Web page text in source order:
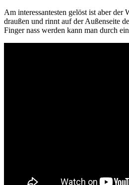
Am interessantesten gelöst ist aber
draußen und rinnt auf der Außenseite
Finger nass werden kann man durch